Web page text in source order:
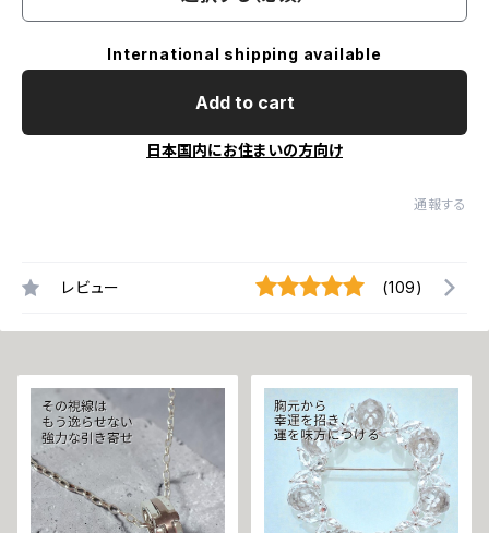
International shipping available
Add to cart
日本国内にお住まいの方向け
通報する
レビュー (109)